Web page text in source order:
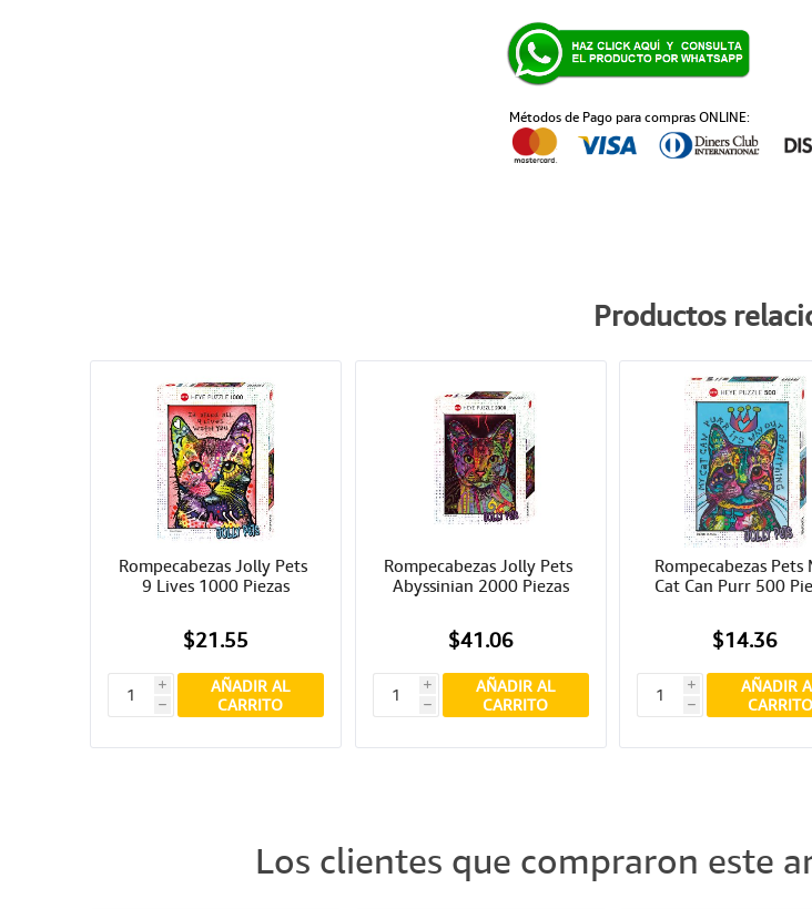
Métodos de Pago para compras ONLINE:
Productos
Rompecabezas Jolly Pets
9 Lives 1000 Piezas
$21.55
i
h
AÑADIR AL
CARRITO
Rompecabezas Jolly Pets
Abyssinian 2000 Piezas
$41.06
i
h
AÑADIR AL
CARRITO
Rompecabezas Pets
Cat Can Purr 500
$14.36
i
h
AÑADIR
CARRITO
Los clientes que compraron este